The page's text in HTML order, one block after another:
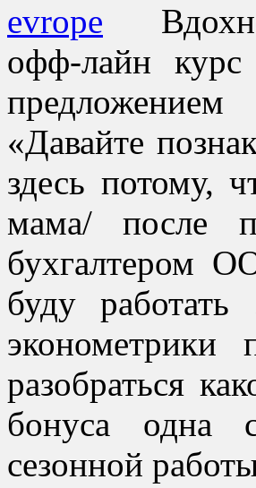
офф-лайн
«Давайте
здесь потому,
мама/ после
бухгалтером
буду
эконометрики
разобраться
бонуса одна
сезонной